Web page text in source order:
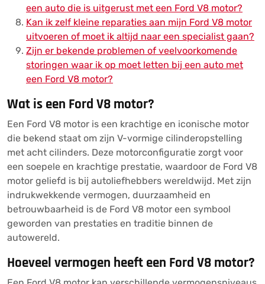
een auto die is uitgerust met een Ford V8 motor?
Kan ik zelf kleine reparaties aan mijn Ford V8 motor
uitvoeren of moet ik altijd naar een specialist gaan?
Zijn er bekende problemen of veelvoorkomende
storingen waar ik op moet letten bij een auto met
een Ford V8 motor?
Wat is een Ford V8 motor?
Een Ford V8 motor is een krachtige en iconische motor
die bekend staat om zijn V-vormige cilinderopstelling
met acht cilinders. Deze motorconfiguratie zorgt voor
een soepele en krachtige prestatie, waardoor de Ford V8
motor geliefd is bij autoliefhebbers wereldwijd. Met zijn
indrukwekkende vermogen, duurzaamheid en
betrouwbaarheid is de Ford V8 motor een symbool
geworden van prestaties en traditie binnen de
autowereld.
Hoeveel vermogen heeft een Ford V8 motor?